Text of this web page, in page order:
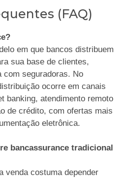
(FAQ)
em que bancos distribuem
sua base de clientes,
com seguradoras. No
ocorre em canais
banking, atendimento remoto
de crédito, com ofertas mais
eletrônica.
bancassurance tradicional
venda costuma depender